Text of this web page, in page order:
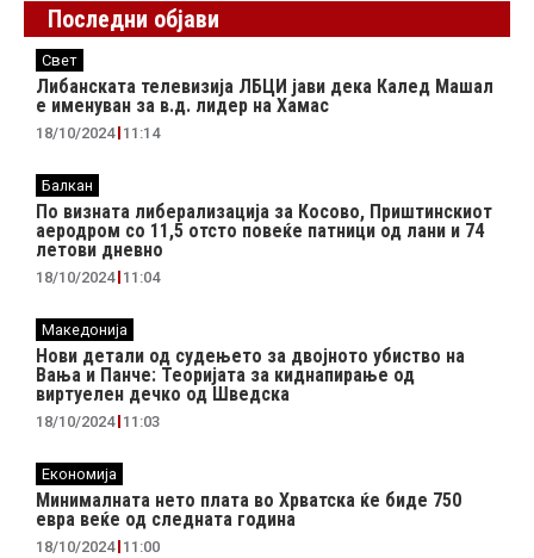
Последни објави
Свет
Либанската телевизија ЛБЦИ јави дека Калед Машал
е именуван за в.д. лидер на Хамас
18/10/2024 11:14
Балкан
По визната либерализација за Косово, Приштинскиот
аеродром со 11,5 отсто повеќе патници од лани и 74
летови дневно
18/10/2024 11:04
Македонија
Нови детали од судењето за двојното убиство на
Вања и Панче: Теоријата за киднапирање од
виртуелен дечко од Шведска
18/10/2024 11:03
Економија
Минималната нето плата во Хрватска ќе биде 750
евра веќе од следната година
18/10/2024 11:00